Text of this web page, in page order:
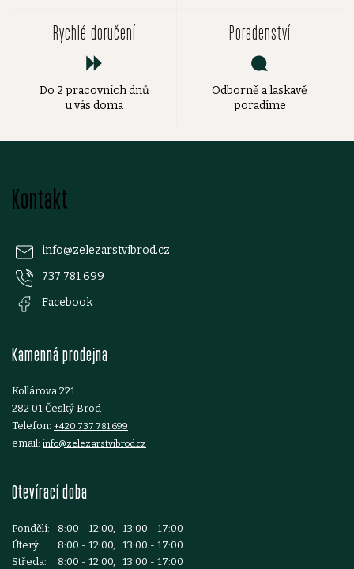
Rychlé doručení
Do 2 pracovních dnů
u vás doma
Poradenství
Odborně a laskavě
poradíme
Kontakt
info@zelezarstvibrod.cz
737 781 699
Facebook
Kamenná prodejna
Kollárova 221
282 01 Český Brod
Telefon: +420 737 781 699
email: info@zelezarstvibrod.cz
Otevírací doba
Pondělí:
8:00 - 12:00, 13:00 - 17:00
Úterý:
8:00 - 12:00, 13:00 - 17:00
Středa:
8:00 - 12:00, 13:00 - 17:00